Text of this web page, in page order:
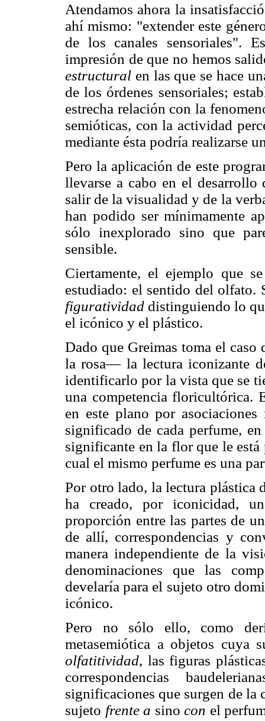
Atendamos ahora la
ahí mismo: "extender este
de los canales sensoriales".
impresión de que no hemos
estructural en las que se hace
de los órdenes sensoriales;
estrecha relación con la
semióticas, con la actividad
mediante ésta podría realizarse
Pero la aplicación de este
llevarse a cabo en el desarrollo
salir de la visualidad y de la
han podido ser mínimamente
sólo inexplorado sino que
sensible.
Ciertamente, el ejemplo que
estudiado: el sentido del olfato.
figuratividad distinguiendo lo
el icónico y el plástico.
Dado que Greimas toma el
la rosa— la lectura iconizante
identificarlo por la vista que se
una competencia floricultórica.
en este plano por
significado de cada perfume,
significante en la flor que le
cual el mismo perfume es una
Por otro lado, la lectura plástica
ha creado, por iconicidad,
proporción entre las partes de
de allí, correspondencias y
manera independiente de la
denominaciones que las
develaría para el sujeto otro
icónico.
Pero no sólo ello, como
metasemiótica a objetos cuya
olfatitividad, las figuras
correspondencias
significaciones que surgen de la
sujeto frente a sino con el